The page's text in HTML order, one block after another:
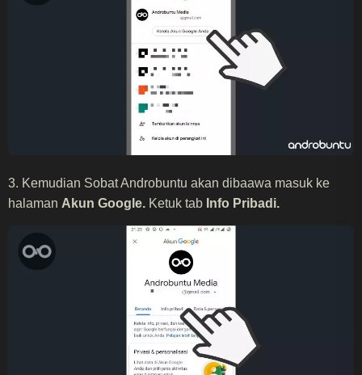
3. Kemudian Sobat Androbuntu akan dibaawa masuk ke
halaman Akun Google. Ketuk tab Info Pribadi.